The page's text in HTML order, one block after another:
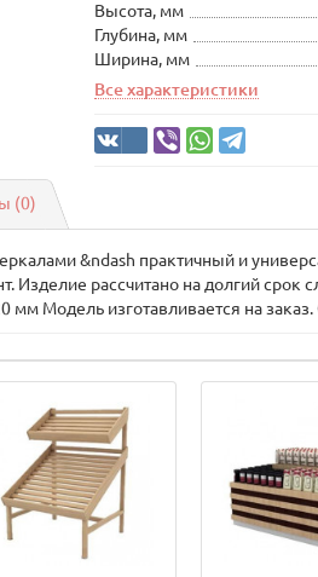
Высота, мм
Глубина, мм
Ширина, мм
Все характеристики
(0)
&ndash практичный и
Изделие рассчитано на долгий
Модель изготавливается на